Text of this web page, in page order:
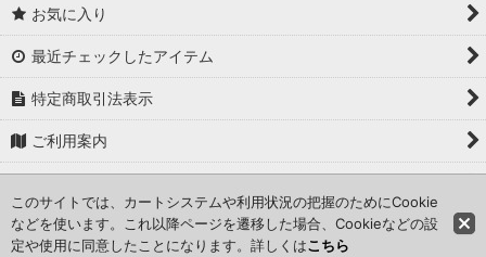
お気に入り
最近チェックしたアイテム
特定商取引法表示
ご利用案内
COPYRIGHT (c) Old camp stove store. ALL RIGHTS RESERVED.
このサイトでは、カートシステムや利用状況の把握のためにCookie
などを使います。これ以降ページを遷移した場合、Cookieなどの設
定や使用に同意したことになります。詳しくはこちら